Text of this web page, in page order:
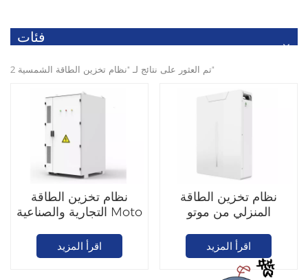
فئات
2 تم العثور على نتائج لـ "نظام تخزين الطاقة الشمسية"
نظام تخزين الطاقة
التجارية والصناعية Moto
اقرأ المزيد
نظام تخزين الطاقة
المنزلي من موتو
ساعة
اقرأ المزيد